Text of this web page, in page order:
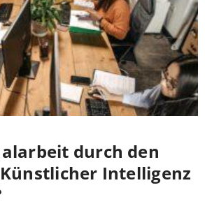
durch den
Intelligenz